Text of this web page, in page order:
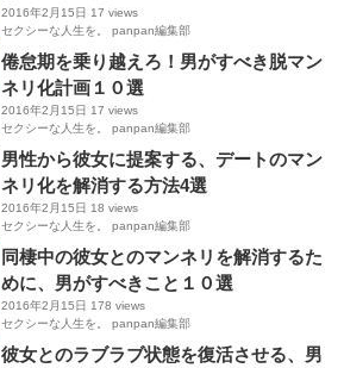
2016年2月15日 17 views
セクシーな人生を。 panpan編集部
倦怠期を乗り越えろ！男がすべき脱マン
ネリ化計画１０選
2016年2月15日 17 views
セクシーな人生を。 panpan編集部
男性から彼女に提案する、デートのマン
ネリ化を解消する方法4選
2016年2月15日 18 views
セクシーな人生を。 panpan編集部
同棲中の彼女とのマンネリを解消するた
めに、男がすべきこと１０選
2016年2月15日 178 views
セクシーな人生を。 panpan編集部
彼女とのラブラブ状態を復活させる、男